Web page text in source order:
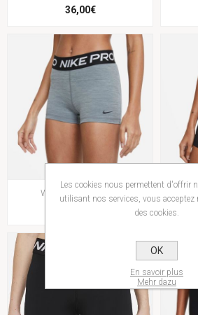
36,00€
W NP 365 SHORT 3" DRI-
Les cookies nous permettent d'offrir
utilisant nos services, vous acceptez
des cookies.
OK
En savoir plus
Mehr dazu